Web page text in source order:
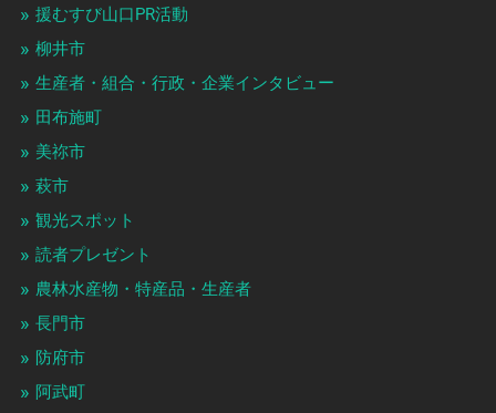
援むすび山口PR活動
柳井市
生産者・組合・行政・企業インタビュー
田布施町
美祢市
萩市
観光スポット
読者プレゼント
農林水産物・特産品・生産者
長門市
防府市
阿武町